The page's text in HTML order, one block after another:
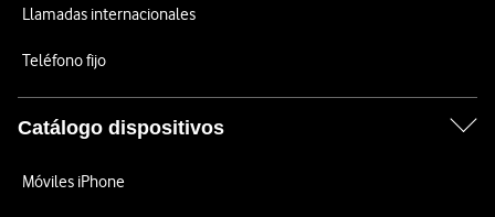
Llamadas internacionales
Teléfono fijo
Catálogo dispositivos
Móviles iPhone